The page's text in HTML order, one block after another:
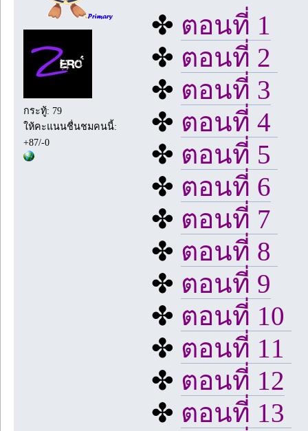
กระทู้: 79
ให้คะแนนชื่นชมคนนี้:
+87/-0
✤ ตอนที่ 1
✤ ตอนที่ 2
✤ ตอนที่ 3
✤ ตอนที่ 4
✤ ตอนที่ 5
✤ ตอนที่ 6
✤ ตอนที่ 7
✤ ตอนที่ 8
✤ ตอนที่ 9
✤ ตอนที่ 10
✤ ตอนที่ 11
✤ ตอนที่ 12
✤ ตอนที่ 13